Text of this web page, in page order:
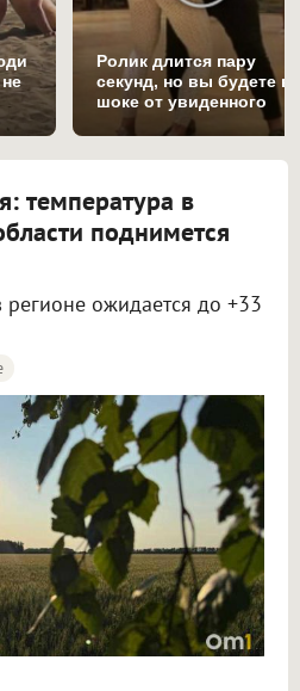
Ролик длится пару
секунд, но вы будете в
шоке от увиденного
температура в
поднимется
ожидается до +33